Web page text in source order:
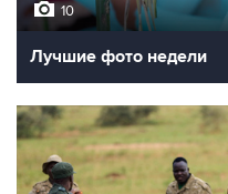
10
Лучшие фото недели